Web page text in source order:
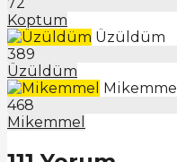
Koptum
Üzüldüm
389
Üzüldüm
Mikemmel
468
Mikemmel